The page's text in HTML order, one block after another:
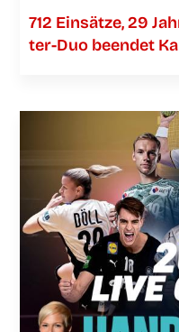
712 Ein­sät­ze, 29
ter-Duo been­det